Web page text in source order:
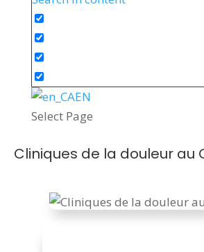
EN
Select Page
Cliniques de la douleur au